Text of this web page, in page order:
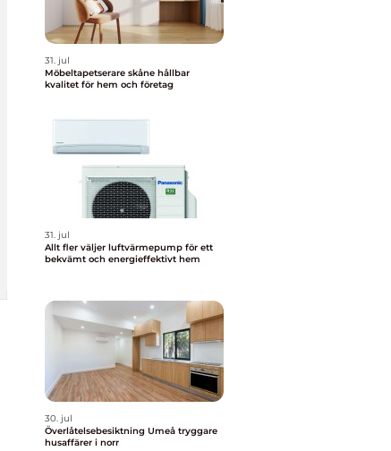
31. jul
Möbeltapetserare skåne hållbar
kvalitet för hem och företag
31. jul
Allt fler väljer luftvärmepump för ett
bekvämt och energieffektivt hem
30. jul
Överlåtelsebesiktning Umeå tryggare
husaffärer i norr